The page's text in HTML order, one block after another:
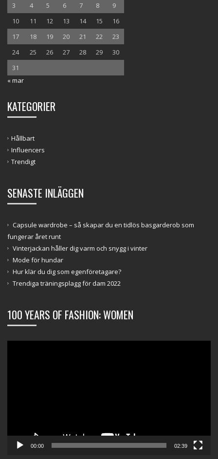
3
4 5 6 7 8
9
10
11 12 13 14 15
16
17
18 19 20 21 22
23
24
25 26 27 28 29
30
31
« mar
KATEGORIER
Hållbart
Influencers
Trendigt
SENASTE INLÄGGEN
Capsule wardrobe – så skapar du en tidlös basgarderob som
fungerar året runt
Vinterjackan håller dig varm och snygg i vinter
Mode för hundar
Hur klär du dig som egenföretagare?
Trendiga träningsplagg för dam 2022
100 YEARS OF FASHION: WOMEN
00:00 02:39